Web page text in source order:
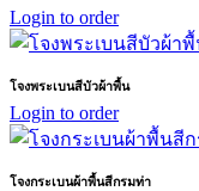
Login to order
โจงพระเบนสีบัวผ้าพื้น
Login to order
โจงกระเบนผ้าพื้นสีกรมท่า